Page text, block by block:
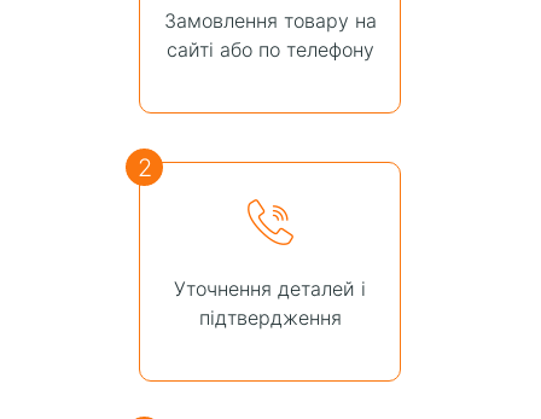
Замовлення товару на
сайті або по телефону
2
Уточнення деталей і
підтвердження